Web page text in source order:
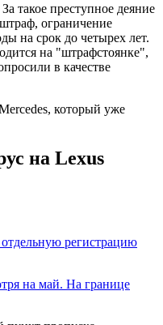
такое преступное деяние
ограничение
на срок до четырех лет.
на "штрафстоянке",
в качестве
на Lexus
регистрацию
на май. На границе